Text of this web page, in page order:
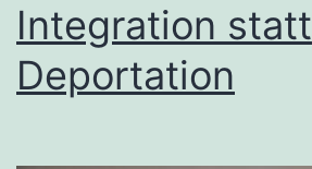
Integration statt
Deportation